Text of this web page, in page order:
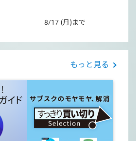
8/17 (月)まで
もっと見る